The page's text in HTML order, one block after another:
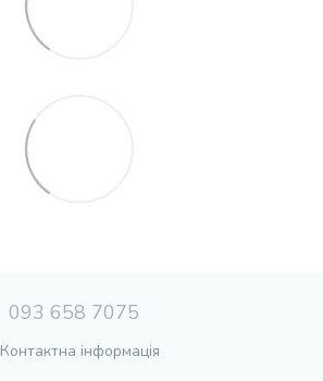
093 658 7075
Контактна інформація